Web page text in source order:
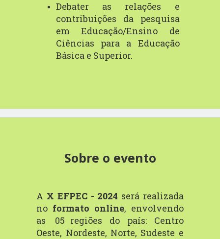
Debater as relações e
contribuições da pesquisa
em Educação/Ensino
de
Ciências
para a Educação
Básica e Superior.
Sobre o evento
A X EFPEC - 2024 será realizada
no formato online, envolvendo
as
05 regiões do país: Centro
Oeste, Nordeste, Norte, Sudeste e